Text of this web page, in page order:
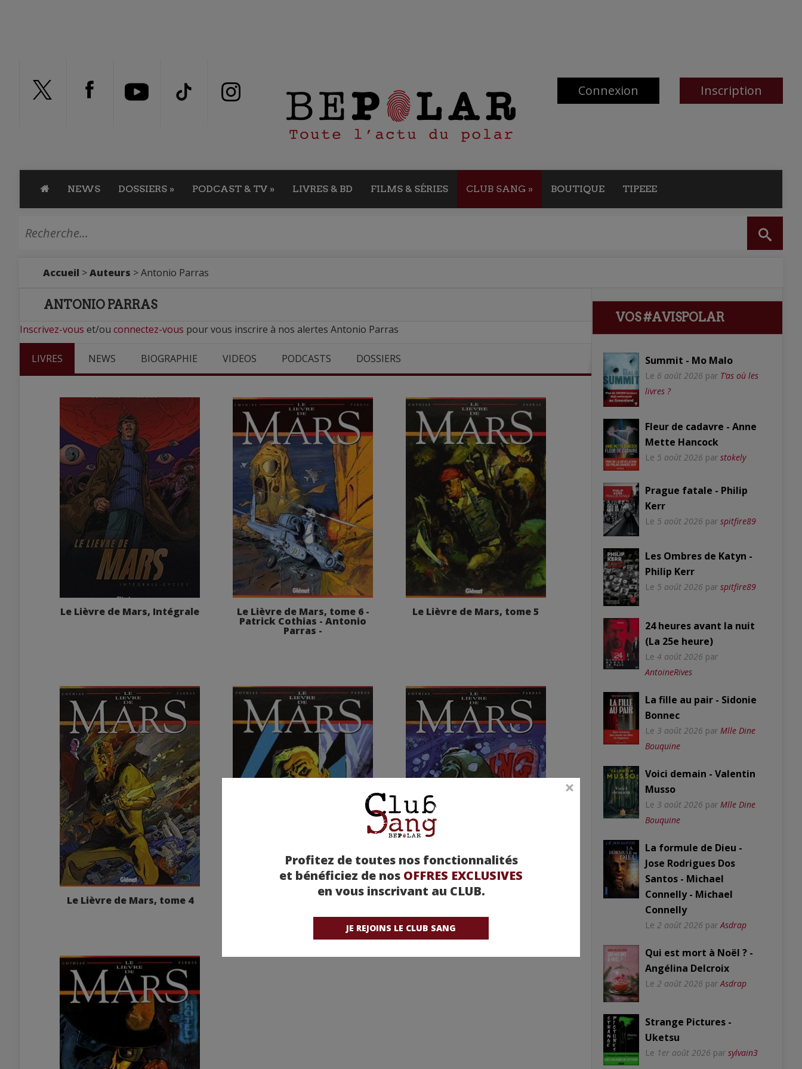
Connexion Inscription
NEWS DOSSIERS » PODCAST & TV » LIVRES & BD FILMS & SÉRIES CLUB SANG » BOUTIQUE TIPEEE
Profitez de toutes nos fonctionnalités
et bénéficiez de nos OFFRES EXCLUSIVES
en vous inscrivant au CLUB.
JE REJOINS LE CLUB SANG
Accueil >Auteurs > Antonio Parras
ANTONIO PARRAS
Inscrivez-vous et/ou connectez-vous pour vous inscrire à nos alertes Antonio Parras
LIVRES NEWS BIOGRAPHIE VIDEOS PODCASTS DOSSIERS
Le Lièvre de Mars, Intégrale Le Lièvre de Mars, tome 6 -
Patrick Cothias - Antonio
Parras -
Le Lièvre de Mars, tome 5
Le Lièvre de Mars, tome 4
VOS #AVISPOLAR
Summit - Mo Malo
Le 6 août 2026 par T’as où les
livres ?
Fleur de cadavre - Anne
Mette Hancock
Le 5 août 2026 par stokely
Prague fatale - Philip
Kerr
Le 5 août 2026 par spitfire89
Les Ombres de Katyn -
Philip Kerr
Le 5 août 2026 par spitfire89
24 heures avant la nuit
(La 25e heure)
Le 4 août 2026 par
AntoineRives
La fille au pair - Sidonie
Bonnec
Le 3 août 2026 par Mlle Dine
Bouquine
Voici demain - Valentin
Musso
Le 3 août 2026 par Mlle Dine
Bouquine
La formule de Dieu -
Jose Rodrigues Dos
Santos - Michael
Connelly - Michael
Connelly
Le 2 août 2026 par Asdrap
Qui est mort à Noël ? -
Angélina Delcroix
Le 2 août 2026 par Asdrap
Strange Pictures -
Uketsu
Le 1er août 2026 par sylvain3